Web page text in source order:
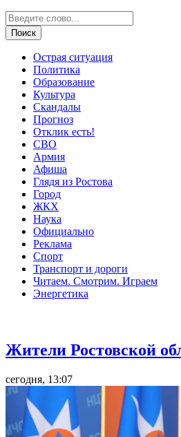
Острая ситуация
Политика
Образование
Культура
Скандалы
Прогноз
Отклик есть!
СВО
Армия
Афиша
Глядя из Ростова
Город
ЖКХ
Наука
Официально
Реклама
Спорт
Транспорт и дороги
Читаем. Смотрим. Играем
Энергетика
Жители Ростовской
сегодня, 13:07